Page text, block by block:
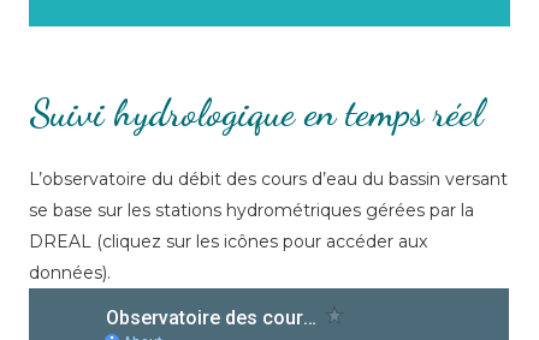
Suivi hydrologique en temps réel
L’observatoire du débit des cours d’eau du bassin versant
se base sur les stations hydrométriques gérées par la
DREAL (cliquez sur les icônes pour accéder aux
données).